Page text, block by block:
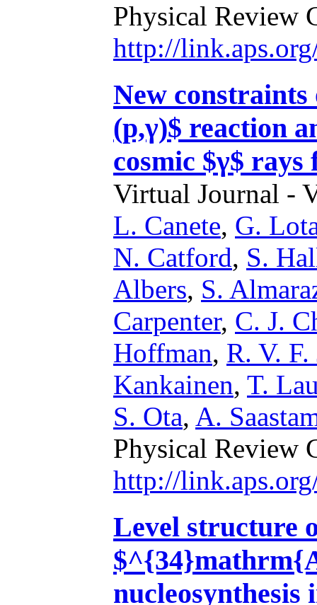
Physical Review
http://
New
(p,γ)$ reaction
cosmic $γ$ rays
Virtual Journal -
L. Canete, G.
N. Catford, S.
Albers, S.
Carpenter, C. J.
Hoffman, R. V. F.
Kankainen, T.
S. Ota, A.
Physical Review
http://
Level structure
nucleosynthesis